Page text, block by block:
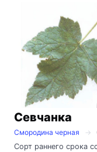
Севчанка
Смородина черная
Сорт раннего срока